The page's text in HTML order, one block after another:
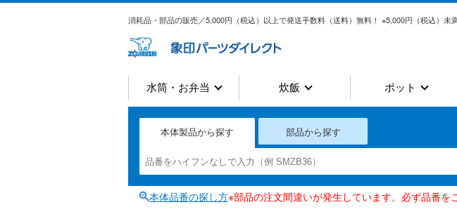
消耗品・部品の販売／5,000円（税込）以上で発送手数料（送料）無料！ ※5,000円（税込）未
水筒・お弁当 炊飯 ポット
本体製品から探す 部品から探す
本体品番の探し方※部品の注文間違いが発生しています。必ず品番を